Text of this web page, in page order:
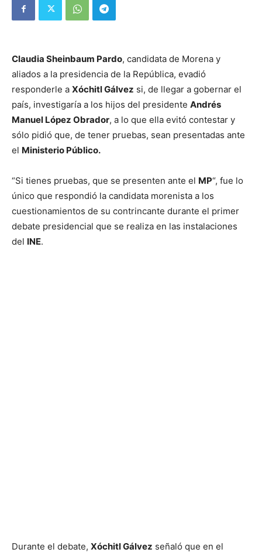
Claudia Sheinbaum Pardo, candidata de Morena y
aliados a la presidencia de la República, evadió
responderle a Xóchitl Gálvez si, de llegar a gobernar el
país, investigaría a los hijos del presidente Andrés
Manuel López Obrador, a lo que ella evitó contestar y
sólo pidió que, de tener pruebas, sean presentadas ante
el Ministerio Público.
“Si tienes pruebas, que se presenten ante el MP“, fue lo
único que respondió la candidata morenista a los
cuestionamientos de su contrincante durante el primer
debate presidencial que se realiza en las instalaciones
del INE.
Durante el debate, Xóchitl Gálvez señaló que en el